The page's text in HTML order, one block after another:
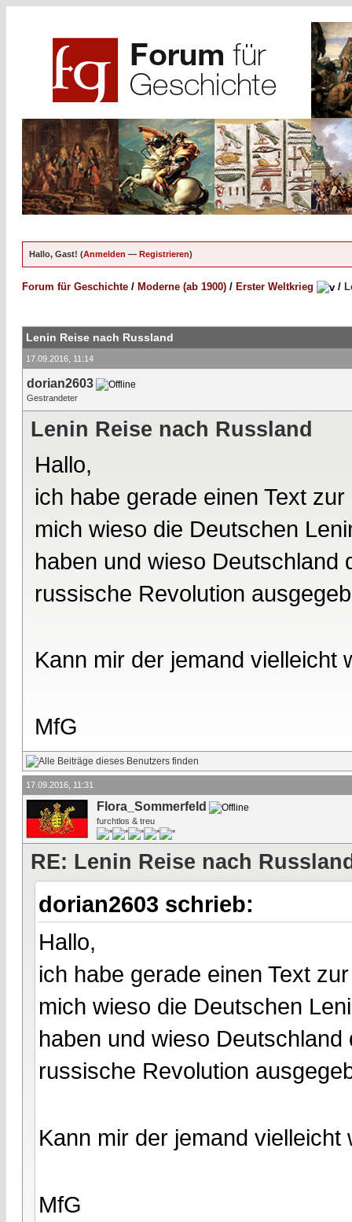
Hallo, Gast! (Anmelden — Registrieren)
Forum für Geschichte / Moderne (ab 1900) / Erster Weltkrieg /
Lenin Reise nach Russland
17.09.2016, 11:14
dorian2603
Gestrandeter
Lenin Reise nach Russland
Hallo,
ich habe gerade einen Text
mich wieso die Deutschen
haben und wieso Deutschland
russische Revolution
Kann mir der jemand vielleicht
MfG
17.09.2016, 11:31
Flora_Sommerfeld
furchtlos & treu
RE: Lenin Reise nach
dorian2603 schrieb:
Hallo,
ich habe gerade einen Text
mich wieso die Deutschen
haben und wieso
russische Revolution
Kann mir der jemand vielleicht
MfG